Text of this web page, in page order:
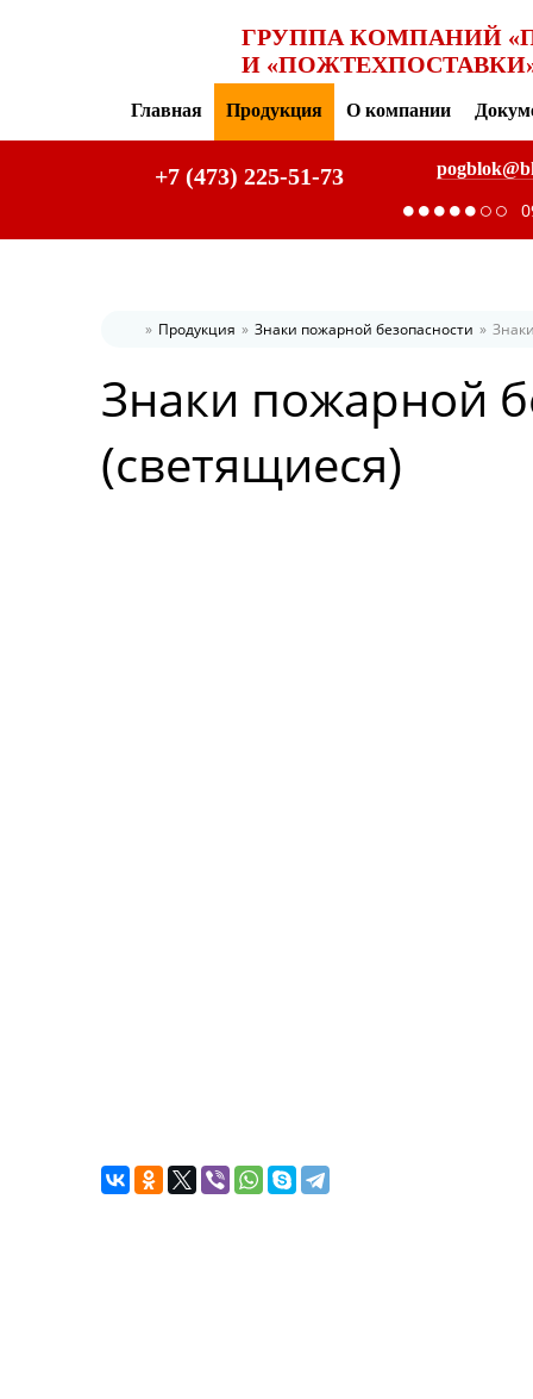
ГРУППА КОМПАНИЙ
И
Главная Продукция О компании
+7 (473) 225-51-73
ГлавнаяПродукция Знаки пожарной безопасности
Знаки пожарной
(светящиеся)